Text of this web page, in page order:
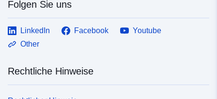
Folgen Sie uns
LinkedIn Facebook
Youtube
Other
Rechtliche Hinweise